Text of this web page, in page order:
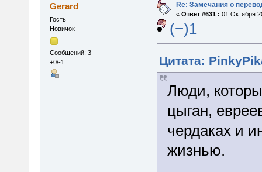
Gerard
Гость
Новичок
Сообщений: 3
+0/-1
Re: Замечания о
« Ответ #631 : 01 Октября
(−)1
Цитата:
Люди,
цыган,
чердаках и
жизнью.